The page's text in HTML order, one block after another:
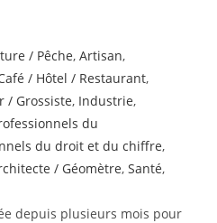
/ Pêche,Artisan,
/ Hôtel / Restaurant,
/ Grossiste, Industrie,
du
du droit et du chiffre,
/ Géomètre,Santé,
depuis plusieurs mois pour